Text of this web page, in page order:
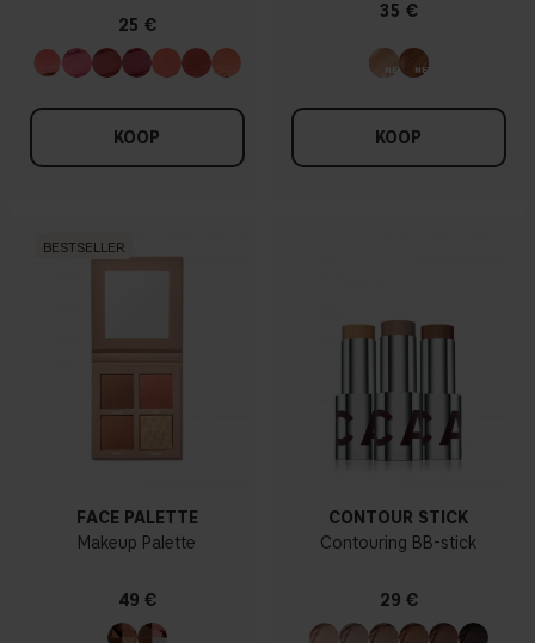
25 €
KOOP
35 €
KOOP
BESTSELLER
FACE PALETTE
Makeup Palette
49 €
CONTOUR STICK
Contouring BB-stick
29 €